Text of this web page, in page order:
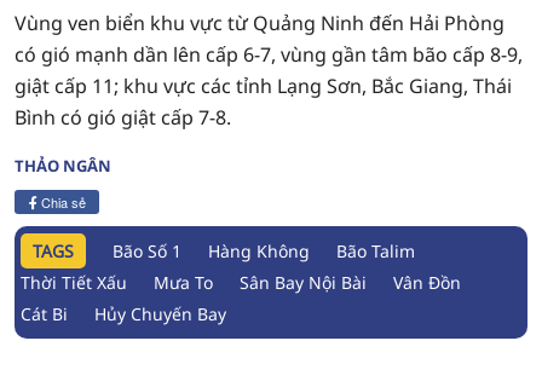
Vùng ven biển khu vực từ Quảng Ninh đến Hải Phòng
có gió mạnh dần lên cấp 6-7, vùng gần tâm bão cấp 8-9,
giật cấp 11; khu vực các tỉnh Lạng Sơn, Bắc Giang, Thái
Bình có gió giật cấp 7-8.
THẢO NGÂN
Chia sẻ
TAGS Bão Số 1 Hàng Không
Bão Talim
Thời Tiết Xấu
Mưa To Sân Bay Nội Bài
Vân Đồn
Cát Bi
Hủy Chuyến Bay